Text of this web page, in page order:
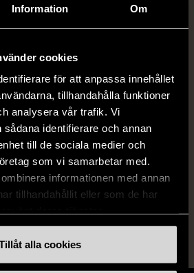
Information Om
cookies
för att anpassa innehållet
tillhandahålla funktioner
analysera vår trafik. Vi
identifierare och annan
till de sociala medier och
som vi samarbetar med.
informationen med annan
tillhandahållit eller som de har
alla cookies
och finns enbart som 1 st i lager.
köp över 990 kr.